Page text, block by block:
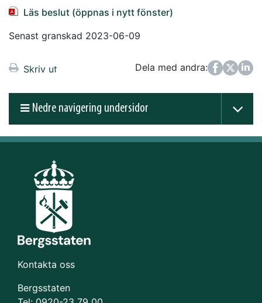
Läs beslut (öppnas i nytt fönster)
Senast granskad 2023-06-09
Skriv ut Dela med andra:
FacebookTwitter
LinkedIn
Nedre navigering undersidor
Kontakta oss
Bergsstaten